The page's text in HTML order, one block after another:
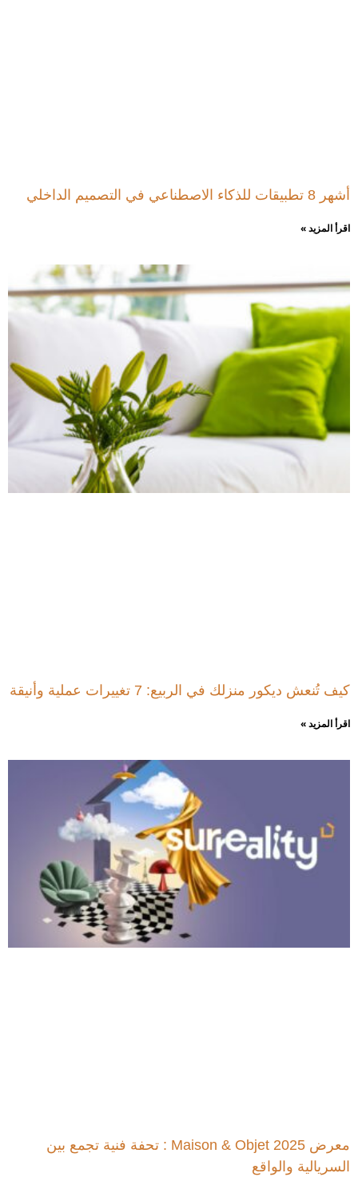
أشهر 8 تطبيقات للذكاء الاصطناعي في التصميم الداخلي
اقرأ المزيد »
كيف تُنعش ديكور منزلك في الربيع: 7 تغييرات عملية وأنيقة
اقرأ المزيد »
معرض Maison & Objet 2025 : تحفة فنية تجمع بين
السريالية والواقع